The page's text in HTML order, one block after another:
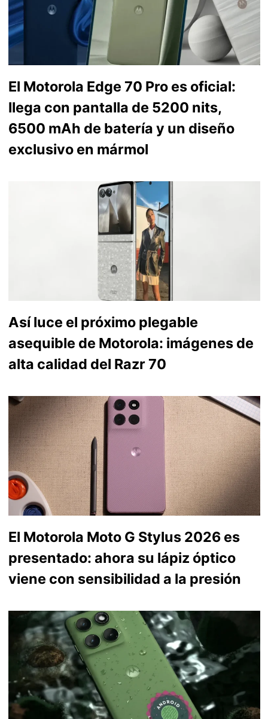
El Motorola Edge 70 Pro es oficial:
llega con pantalla de 5200 nits,
6500 mAh de batería y un diseño
exclusivo en mármol
Así luce el próximo plegable
asequible de Motorola: imágenes de
alta calidad del Razr 70
El Motorola Moto G Stylus 2026 es
presentado: ahora su lápiz óptico
viene con sensibilidad a la presión